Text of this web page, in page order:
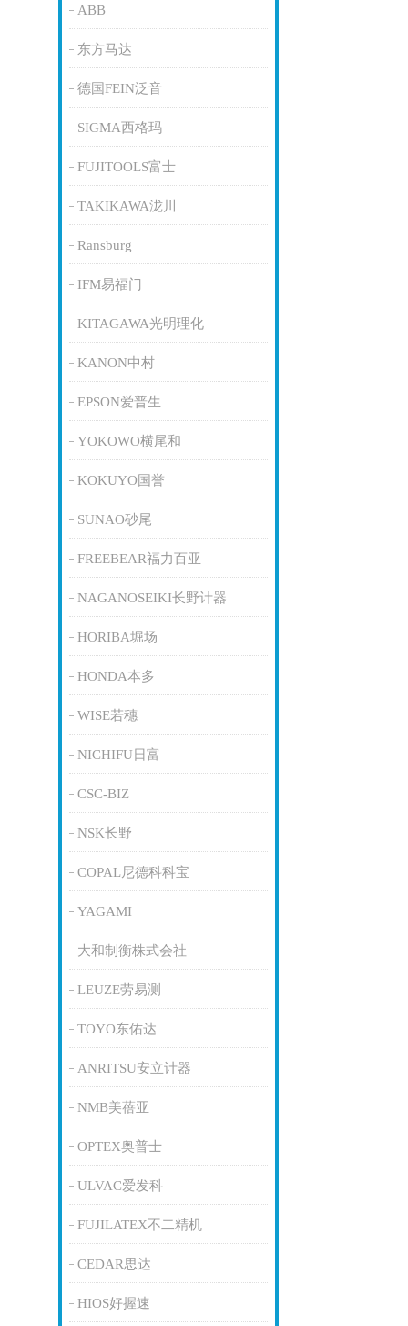
ABB
东方马达
德国FEIN泛音
SIGMA西格玛
FUJITOOLS富士
TAKIKAWA泷川
Ransburg
IFM易福门
KITAGAWA光明理化
KANON中村
EPSON爱普生
YOKOWO横尾和
KOKUYO国誉
SUNAO砂尾
FREEBEAR福力百亚
NAGANOSEIKI长野计器
HORIBA堀场
HONDA本多
WISE若穗
NICHIFU日富
CSC-BIZ
NSK长野
COPAL尼德科科宝
YAGAMI
大和制衡株式会社
LEUZE劳易测
TOYO东佑达
ANRITSU安立计器
NMB美蓓亚
OPTEX奥普士
ULVAC爱发科
FUJILATEX不二精机
CEDAR思达
HIOS好握速